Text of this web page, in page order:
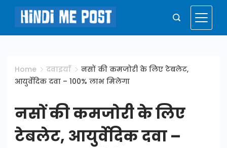
Skip
content
Hindi
Me
Post
Home दवाइयाँ
नसों की कमजोरी के लिए टेबलेट,
आयुर्वेदिक दवा – 100% लाभ मिलेगा
नसों की कमजोरी के लिए
टेबलेट, आयुर्वेदिक दवा –